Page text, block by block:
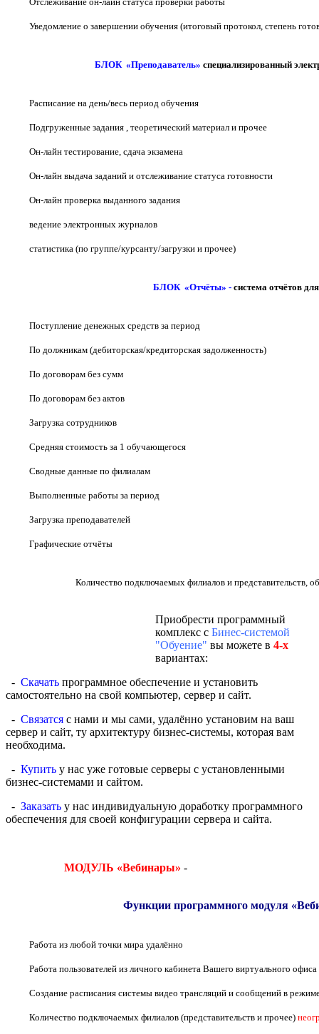
Уведомление о завершении обучения (итоговый протокол, степень
БЛОК «Преподаватель» специализированный
Расписание на день/весь период обучения
Подгруженные задания , теоретический материал и прочее
Он-лайн тестирование, сдача экзамена
Он-лайн выдача заданий и отслеживание статуса готовности
Он-лайн проверка выданного задания
ведение электронных журналов
статистика (по группе/курсанту/загрузки и прочее)
БЛОК «Отчёты» - система отчётов
Поступление денежных средств за период
По должникам (дебиторская/кредиторская задолженность)
По договорам без сумм
По договорам без актов
Загрузка сотрудников
Средняя стоимость за 1 обучающегося
Сводные данные по филиалам
Выполненные работы за период
Загрузка преподавателей
Графические отчёты
Количество подключаемых филиалов и представительств,
Приобрести программный
комплекс с Бинес-системой
"Обуение" вы можете в 4-х
вариантах:
- Скачать программное обеспечение и установить
самостоятельно на свой компьютер, сервер и сайт.
- Связатся с нами и мы сами, удалённо установим на ваш
сервер и сайт, ту архитектуру бизнес-системы, которая вам
необходима.
- Купить у нас уже готовые серверы с установленными
бизнес-системами и сайтом.
- Заказать у нас индивидуальную доработку программного
обеспечения для своей конфигурации сервера и сайта.
МОДУЛЬ «Вебинары» -
Функции программного модуля
Работа из любой точки мира удалённо
Работа пользователей из личного кабинета Вашего виртуального
Создание расписания системы видео трансляций и сообщений в
Количество подключаемых филиалов (представительств и прочее)